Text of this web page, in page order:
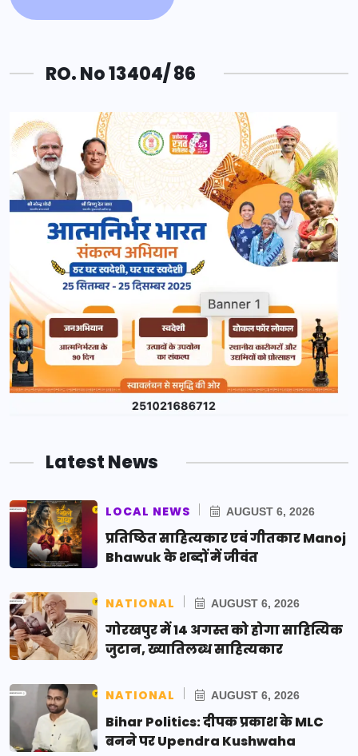
RO. No 13404/ 86
Latest News
LOCAL NEWS AUGUST 6, 2026
प्रतिष्ठित साहित्यकार एवं गीतकार Manoj
Bhawuk के शब्दों में जीवंत
NATIONAL AUGUST 6, 2026
गोरखपुर में 14 अगस्त को होगा साहित्यिक
जुटान, ख्यातिलब्ध साहित्यकार
NATIONAL AUGUST 6, 2026
Bihar Politics: दीपक प्रकाश के MLC
बनने पर Upendra Kushwaha